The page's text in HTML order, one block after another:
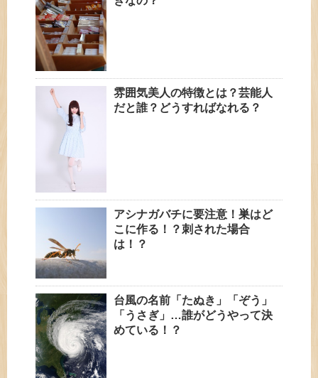
雰囲気美人の特徴とは？芸能人
だと誰？どうすればなれる？
アシナガバチに要注意！巣はど
こに作る！？刺された場合
は！？
台風の名前「たぬき」「ぞう」
「うさぎ」…誰がどうやって決
めている！？